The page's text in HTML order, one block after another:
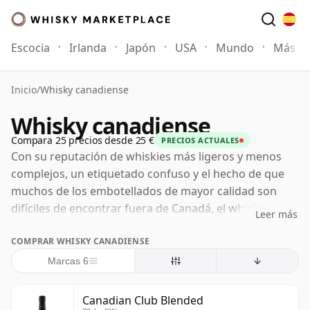
Escocia Irlanda Japón USA Mundo Más
Inicio/Whisky canadiense
Whisky canadiense
Compara 25 precios desde 25 € PRECIOS ACTUALES
Con su reputación de whiskies más ligeros y menos
complejos, un etiquetado confuso y el hecho de que
muchos de los embotellados de mayor calidad son
difíciles de encontrar fuera de Canadá, el whisky
reputación mundial.
La ley canadiense permite que el destilado se etiquete
simplemente Rye Whisky, pero no exige un contenido
Leer más
COMPRAR WHISKY CANADIENSE
Marcas 6
Canadian Club Blended